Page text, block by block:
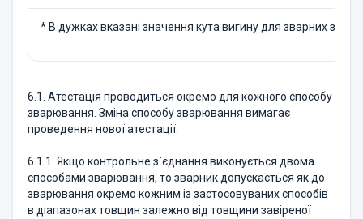
* В дужках вказані значення кута вигину для зварних
6.1. Атестацiя проводиться окремо для кожного способу
зварювання. Змiна способу зварювання вимагає
проведення нової атестацiї.
6.1.1. Якщо контрольне з`єднання виконується двома
способами зварювання, то зварник допускається як до
зварювання окремо кожним із застосовуваних способів
в діапазонах товщин залежно від товщини завіреної